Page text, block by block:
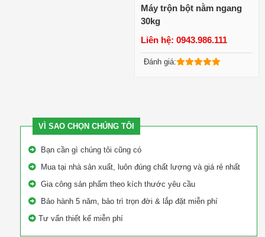
Xem chi tiết
Máy trộn bột nằm ngang
30kg
Liên hệ: 0943.986.111
Đánh giá:
VÌ SAO CHỌN CHÚNG TÔI
Bạn cần gì chúng tôi cũng có
Mua tại nhà sản xuất, luôn đúng chất lượng và giá rẻ nhất
Gia công sản phẩm theo kích thước yêu cầu
Bảo hành 5 năm, bảo trì trọn đời & lắp đặt miễn phí
Tư vấn thiết kế miễn phí